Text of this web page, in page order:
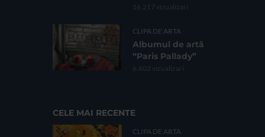
16.217 vizualizari
CLIPA DE ARTA
Albumul de artă
“Paris Pallady”
6.602 vizualizari
CELE MAI RECENTE
CLIPA DE ARTA